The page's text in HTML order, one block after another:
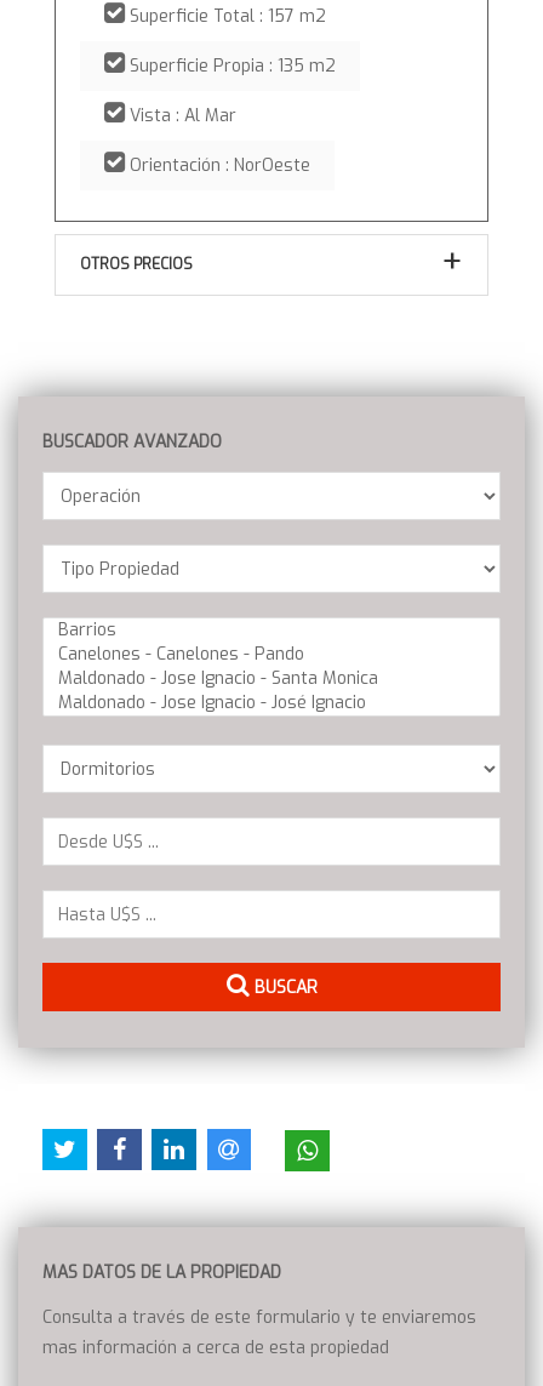
Superficie Total : 157 m2
Superficie Propia : 135 m2
Vista : Al Mar
Orientación : NorOeste
OTROS PRECIOS
BUSCADOR AVANZADO
Operación
Location
Barrios
Dormitorios
BUSCAR
MAS DATOS DE LA PROPIEDAD
Consulta a través de este formulario y te enviaremos
mas información a cerca de esta propiedad